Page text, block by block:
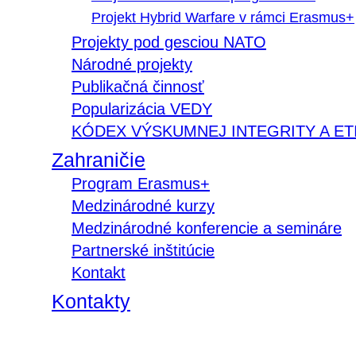
Projekt Hybrid Warfare v rámci Erasmus+
Projekty pod gesciou NATO
Národné projekty
Publikačná činnosť
Popularizácia VEDY
KÓDEX VÝSKUMNEJ INTEGRITY A
Zahraničie
Program Erasmus+
Medzinárodné kurzy
Medzinárodné konferencie a semináre
Partnerské inštitúcie
Kontakt
Kontakty